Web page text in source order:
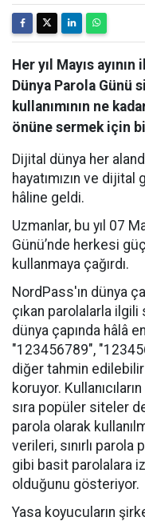
Her yıl Mayıs
Dünya Parola Günü
kullanımının ne
önüne sermek için
Dijital dünya her
hayatımızın ve
hâline geldi.
Uzmanlar, bu yıl 07
Günü’nde herkesi
kullanmaya çağırdı.
NordPass'ın dünya
çıkan parolalarla ilgili
dünya çapında hâlâ
"123456789",
diğer tahmin
koruyor.
sıra popüler siteler
parola olarak
verileri, sınırlı
gibi basit parolalara
olduğunu gösteriyor.
Yasa koyucuların